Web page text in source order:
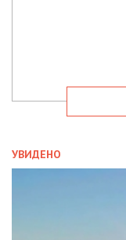
УВИДЕНО